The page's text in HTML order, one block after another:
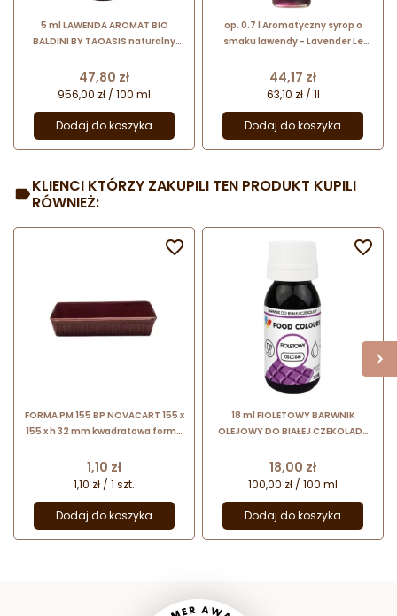
5 ml LAWENDA AROMAT BIO
BALDINI BY TAOASIS naturalny
eterycznego
Cena
47,80 zł
956,00 zł / 100 ml
Dodaj do koszyka
op. 0.7 l Aromatyczny syrop o
smaku lawendy - Lavender Le
Cena
44,17 zł
63,10 zł / 1l
Dodaj do koszyka
KLIENCI KTÓRZY ZAKUPILI TEN PRODUKT KUPILI
RÓWNIEŻ:
FORMA PM 155 BP NOVACART 155 x
155 x h 32 mm kwadratowa forma
zabezpieczającą
Cena
1,10 zł
1,10 zł / 1 szt.
Dodaj do koszyka

18 ml FIOLETOWY BARWNIK
OLEJOWY DO BIAŁEJ CZEKOLADY
barwnik spożywczy w formie
emulsji
Cena
18,00 zł
100,00 zł / 100 ml
Dodaj do koszyka
